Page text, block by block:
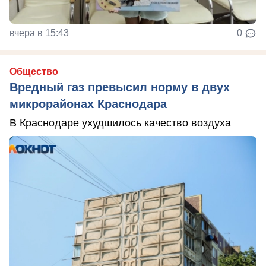
вчера в 15:43 0
Общество
Вредный газ превысил норму в двух
микрорайонах Краснодара
В Краснодаре ухудшилось качество воздуха